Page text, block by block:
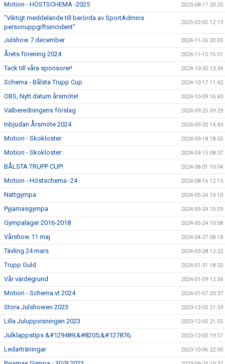
Motion - HÖSTSCHEMA -2025 2025-08-17 20:25
"Viktigt meddelande till berörda av SportAdmins
personuppgiftsincident"
2025-02-05 12:13
Julshow 7 december 2024-11-26 20:05
Årets förening 2024 2024-11-15 15:51
Tack till våra sponsorer! 2024-10-20 13:34
Schema - Bålsta Trupp Cup 2024-10-17 11:42
OBS, Nytt datum årsmöte! 2024-10-09 16:43
Valberedningens förslag 2024-09-25 09:29
Inbjudan Årsmöte 2024 2024-09-20 14:43
Motion - Skokloster: 2024-09-18 18:50
Motion - Skokloster: 2024-09-15 08:37
BÅLSTA TRUPP CUP! 2024-08-31 10:04
Motion - Höstschema -24 2024-08-16 12:15
Nattgympa 2024-05-24 10:10
Pyjamasgympa 2024-05-24 10:09
Gympaläger 2016-2018 2024-05-24 10:08
Vårshow 11 maj 2024-04-27 08:18
Tävling 24 mars 2024-03-28 12:22
Trupp Guld 2024-01-31 18:32
Vår värdegrund 2024-01-09 12:34
Motion - Schema vt 2024 2024-01-07 20:37
Stora Julshowen 2023 2023-12-05 21:59
Lilla Juluppvisningen 2023 2023-12-05 21:55
Julklappstips &#129489;&#8205;&#127876; 2023-12-05 19:57
Ledarträningar 2023-10-06 22:00